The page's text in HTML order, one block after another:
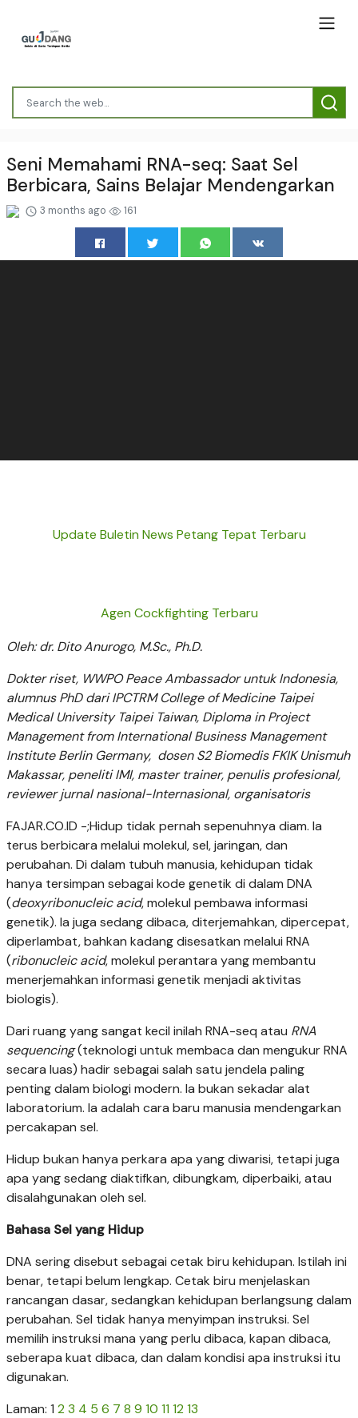
Seni Memahami RNA-seq: Saat Sel
Berbicara, Sains Belajar Mendengarkan
3 months ago 161
Update Buletin News Petang Tepat Terbaru
Agen Cockfighting Terbaru
Oleh: dr. Dito Anurogo, M.Sc., Ph.D.
Dokter riset, WWPO Peace Ambassador untuk Indonesia,
alumnus PhD dari IPCTRM College of Medicine Taipei
Medical University Taipei Taiwan, Diploma in Project
Management from International Business Management
Institute Berlin Germany, dosen S2 Biomedis FKIK Unismuh
Makassar, peneliti IMI, master trainer, penulis profesional,
reviewer jurnal nasional-Internasional, organisatoris
FAJAR.CO.ID -;Hidup tidak pernah sepenuhnya diam. Ia
terus berbicara melalui molekul, sel, jaringan, dan
perubahan. Di dalam tubuh manusia, kehidupan tidak
hanya tersimpan sebagai kode genetik di dalam DNA
(deoxyribonucleic acid, molekul pembawa informasi
genetik). Ia juga sedang dibaca, diterjemahkan, dipercepat,
diperlambat, bahkan kadang disesatkan melalui RNA
(ribonucleic acid, molekul perantara yang membantu
menerjemahkan informasi genetik menjadi aktivitas
biologis).
Dari ruang yang sangat kecil inilah RNA-seq atau RNA
sequencing(teknologi untuk membaca dan mengukur RNA
secara luas) hadir sebagai salah satu jendela paling
penting dalam biologi modern. Ia bukan sekadar alat
laboratorium. Ia adalah cara baru manusia mendengarkan
percakapan sel.
Hidup bukan hanya perkara apa yang diwarisi, tetapi juga
apa yang sedang diaktifkan, dibungkam, diperbaiki, atau
disalahgunakan oleh sel.
Bahasa Sel yang Hidup
DNA sering disebut sebagai cetak biru kehidupan. Istilah ini
benar, tetapi belum lengkap. Cetak biru menjelaskan
rancangan dasar, sedangkan kehidupan berlangsung dalam
perubahan. Sel tidak hanya menyimpan instruksi. Sel
memilih instruksi mana yang perlu dibaca, kapan dibaca,
seberapa kuat dibaca, dan dalam kondisi apa instruksi itu
digunakan.
Laman: 1 2 3 4 5 6 7 8 9 10 11 12 13